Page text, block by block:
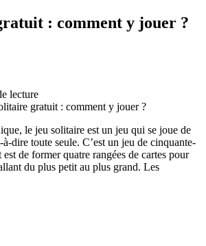
: comment y jouer ?
lecture
gratuit : comment y jouer ?
le jeu solitaire est un jeu qui se joue de
à-dire toute seule. C’est un jeu de cinquante-
de former quatre rangées de cartes pour
du plus petit au plus grand. Les